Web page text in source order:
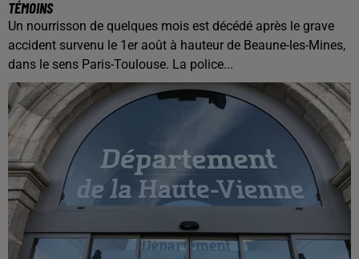
TÉMOINS
Un nourrisson de quelques mois est décédé après le grave
accident survenu le 1er août à hauteur de Beaune-les-Mines,
dans le sens Paris-Toulouse. La police...